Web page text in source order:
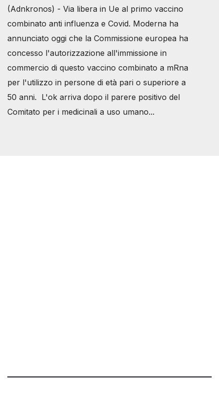
(Adnkronos) - Via libera in Ue al primo vaccino
combinato anti influenza e Covid. Moderna ha
annunciato oggi che la Commissione europea ha
concesso l'autorizzazione all'immissione in
commercio di questo vaccino combinato a mRna
per l'utilizzo in persone di età pari o superiore a
50 anni. L'ok arriva dopo il parere positivo del
Comitato per i medicinali a uso umano...